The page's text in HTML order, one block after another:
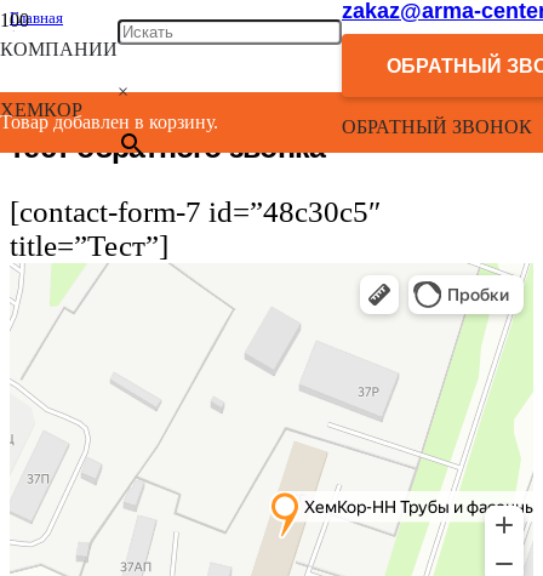
КОМПАНИИ
ХЕМКОР
×
zakaz@arma-
ОБРАТНЫЙ
ОБРАТНЫЙ ЗВОНОК
Товар добавлен в корзину.
Главная
/
Без рубрики
тест обратного звонка
тест обратного звонка
[contact-form-7 id=”48c30c5″
title=”Тест”]